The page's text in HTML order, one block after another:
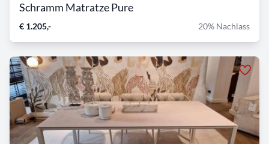
Schramm Matratze Pure
€ 1.205,- 20% Nachlass